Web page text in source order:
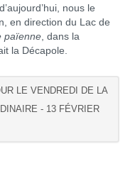
nous le
en direction du Lac de
païenne, dans la
la Décapole.
LE VENDREDI DE LA
- 13 FÉVRIER